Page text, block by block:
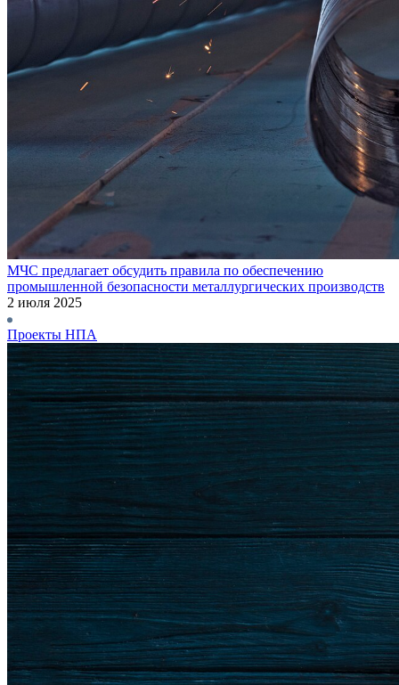
МЧС предлагает обсудить правила по обеспечению
промышленной безопасности металлургических производств
2 июля 2025
Проекты НПА